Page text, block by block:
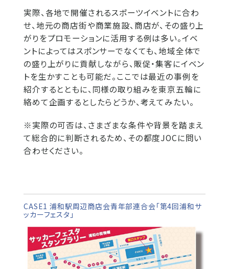
実際、各地で開催されるスポーツイベントに合わ
せ、地元の商店街や商業施設、商店が、その盛り上
がりをプロモーションに活用する例は多い。イベ
ントによってはスポンサーでなくても、地域全体で
の盛り上がりに貢献しながら、販促・集客にイベン
トを生かすことも可能だ。ここでは最近の事例を
紹介するとともに、同様の取り組みを東京五輪に
絡めて企画するとしたらどうか、考えてみたい。
※実際の可否は、さまざまな条件や背景を踏まえ
て総合的に判断されるため、その都度JOCに問い
合わせください。
CASE1 浦和駅周辺商店会青年部連合会「第4回浦和サ
ッカーフェスタ」